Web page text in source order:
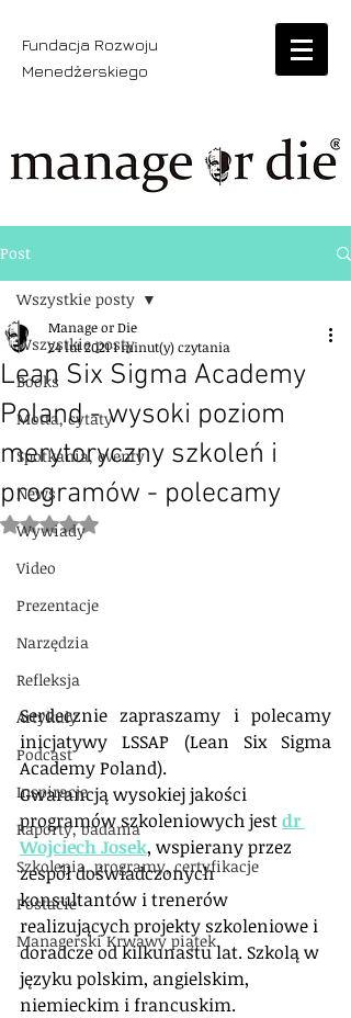
Fundacja Rozwoju
Menedżerskiego
Post
Wszystkie posty
Books
Motta, cytaty
Spotkania, eventy
News
Wywiady
Video
Prezentacje
Narzędzia
Refleksja
Artykuły
Podcast
Inspiracje
Raporty, badania
Szkolenia, programy, certyfikacje
Postacie
Managerski Krwawy piątek
Wszystkie posty
Lean Six Sigma Academy
Poland - wysoki poziom
merytoryczny szkoleń i
programów - polecamy
Manage or Die
24 lut 20211 minut(y) czytania
Oceniono na NaN z 5 gwiazdek.
Serdecznie zapraszamy i polecamy
inicjatywy LSSAP (Lean Six Sigma
Academy Poland).
Gwarancją wysokiej jakości
programów szkoleniowych jest dr
Wojciech Josek, wspierany przez
zespół doświadczonych
konsultantów i trenerów
realizujących projekty szkoleniowe i
doradcze od kilkunastu lat. Szkolą w
języku polskim, angielskim,
niemieckim i francuskim.